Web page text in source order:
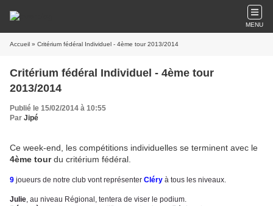
MENU
Accueil » Critérium fédéral Individuel - 4ème tour 2013/2014
Critérium fédéral Individuel - 4ème tour
2013/2014
Publié le 15/02/2014 à 10:55
Par Jipé
Ce week-end, les compétitions individuelles se terminent avec le
4ème tourdu critérium fédéral.
9 joueurs de notre club vont représenter Cléry à tous les niveaux.
Julie, au niveau Régional, tentera de viser le podium.